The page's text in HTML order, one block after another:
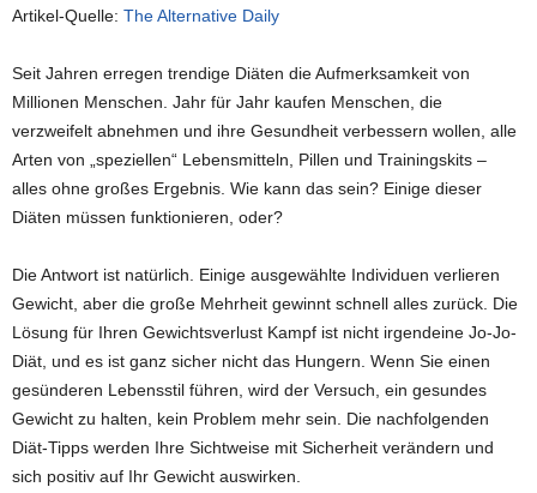
Artikel-Quelle: The Alternative Daily
Seit Jahren erregen trendige Diäten die Aufmerksamkeit von
Millionen Menschen. Jahr für Jahr kaufen Menschen, die
verzweifelt abnehmen und ihre Gesundheit verbessern wollen, alle
Arten von „speziellen“ Lebensmitteln, Pillen und Trainingskits –
alles ohne großes Ergebnis. Wie kann das sein? Einige dieser
Diäten müssen funktionieren, oder?
Die Antwort ist natürlich. Einige ausgewählte Individuen verlieren
Gewicht, aber die große Mehrheit gewinnt schnell alles zurück. Die
Lösung für Ihren Gewichtsverlust Kampf ist nicht irgendeine Jo-Jo-
Diät, und es ist ganz sicher nicht das Hungern. Wenn Sie einen
gesünderen Lebensstil führen, wird der Versuch, ein gesundes
Gewicht zu halten, kein Problem mehr sein. Die nachfolgenden
Diät-Tipps werden Ihre Sichtweise mit Sicherheit verändern und
sich positiv auf Ihr Gewicht auswirken.